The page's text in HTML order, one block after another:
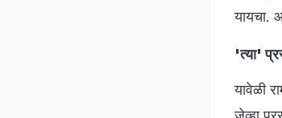
यायचा.
'त्या'
यावेळी